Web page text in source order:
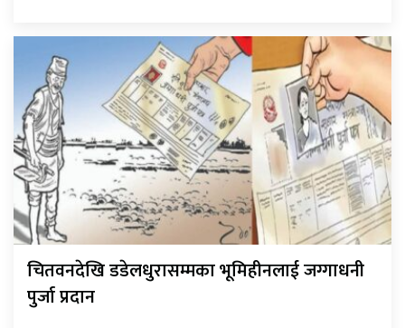
चितवनदेखि डडेलधुरासम्मका भूमिहीनलाई जग्गाधनी
पुर्जा प्रदान